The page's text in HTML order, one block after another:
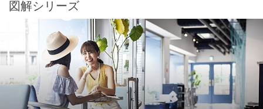
図解シリーズ